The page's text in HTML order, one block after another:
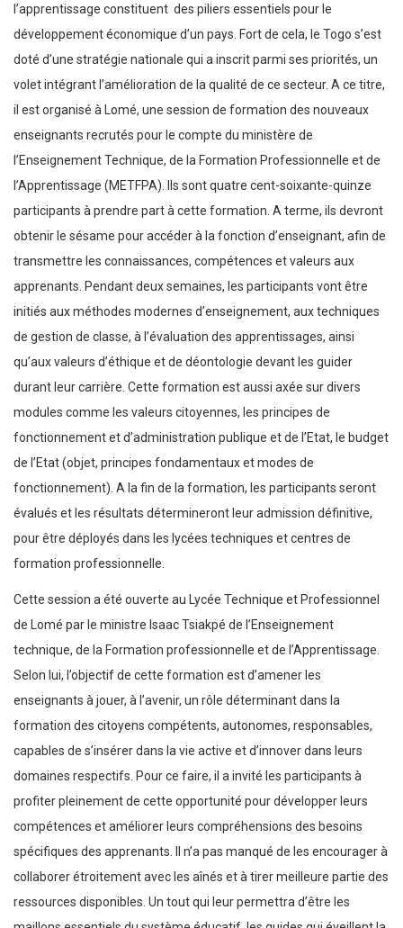
l’apprentissage constituent des piliers essentiels pour le
développement économique d’un pays. Fort de cela, le Togo s’est
doté d’une stratégie nationale qui a inscrit parmi ses priorités, un
volet intégrant l’amélioration de la qualité de ce secteur. A ce titre,
il est organisé à Lomé, une session de formation des nouveaux
enseignants recrutés pour le compte du ministère de
l’Enseignement Technique, de la Formation Professionnelle et de
l’Apprentissage (METFPA). Ils sont quatre cent-soixante-quinze
participants à prendre part à cette formation. A terme, ils devront
obtenir le sésame pour accéder à la fonction d’enseignant, afin de
transmettre les connaissances, compétences et valeurs aux
apprenants. Pendant deux semaines, les participants vont être
initiés aux méthodes modernes d’enseignement, aux techniques
de gestion de classe, à l’évaluation des apprentissages, ainsi
qu’aux valeurs d’éthique et de déontologie devant les guider
durant leur carrière. Cette formation est aussi axée sur divers
modules comme les valeurs citoyennes, les principes de
fonctionnement et d’administration publique et de l’Etat, le budget
de l’Etat (objet, principes fondamentaux et modes de
fonctionnement). A la fin de la formation, les participants seront
évalués et les résultats détermineront leur admission définitive,
pour être déployés dans les lycées techniques et centres de
formation professionnelle.
Cette session a été ouverte au Lycée Technique et Professionnel
de Lomé par le ministre Isaac Tsiakpé de l’Enseignement
technique, de la Formation professionnelle et de l’Apprentissage.
Selon lui, l’objectif de cette formation est d’amener les
enseignants à jouer, à l’avenir, un rôle déterminant dans la
formation des citoyens compétents, autonomes, responsables,
capables de s’insérer dans la vie active et d’innover dans leurs
domaines respectifs. Pour ce faire, il a invité les participants à
profiter pleinement de cette opportunité pour développer leurs
compétences et améliorer leurs compréhensions des besoins
spécifiques des apprenants. Il n’a pas manqué de les encourager à
collaborer étroitement avec les aînés et à tirer meilleure partie des
ressources disponibles. Un tout qui leur permettra d’être les